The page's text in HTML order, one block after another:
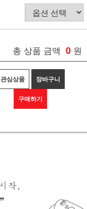
총 상품 금액 0 원
관심상품 장바구니
구매하기